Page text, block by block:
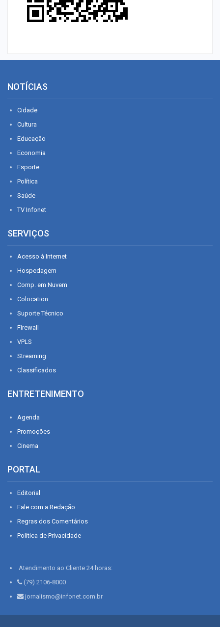
NOTÍCIAS
Cidade
Cultura
Educação
Economia
Esporte
Política
Saúde
TV Infonet
SERVIÇOS
Acesso à Internet
Hospedagem
Comp. em Nuvem
Colocation
Suporte Técnico
Firewall
VPLS
Streaming
Classificados
ENTRETENIMENTO
Agenda
Promoções
Cinema
PORTAL
Editorial
Fale com a Redação
Regras dos Comentários
Política de Privacidade
Atendimento ao Cliente 24 horas:
(79) 2106-8000
jornalismo@infonet.com.br